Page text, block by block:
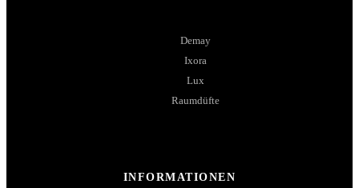
Demay
Ixora
Lux
Raumdüfte
INFORMATIONEN